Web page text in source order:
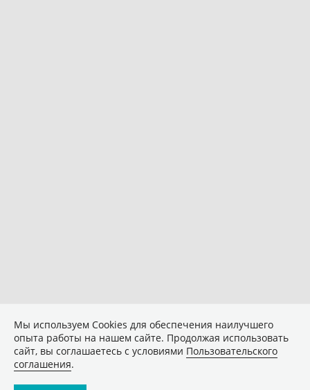
Мы используем Сookies для обеспечения наилучшего
опыта работы на нашем сайте. Продолжая использовать
сайт, вы соглашаетесь с условиями Пользовательского
соглашения.